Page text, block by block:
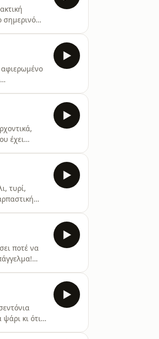
σημερινό
αφιερωμένο
έχει
τυρί,
ποτέ να
κι ότι η